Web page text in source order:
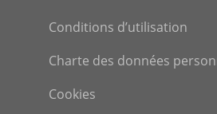
Conditions d’utilisation
Charte des données
Cookies